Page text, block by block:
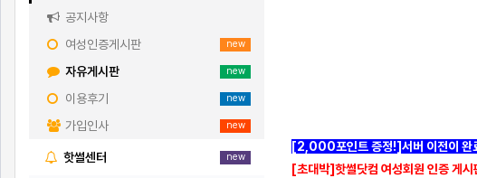
[2,000포인트 증정!]서버 이전이 완
[초대박]핫썰닷컴 여성회원 인증 게시
공지사항
new
여성인증게시판
new
자유게시판
new
이용후기
new
가입인사
핫썰센터 new